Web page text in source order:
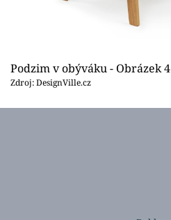
Podzim v obýváku - Obrázek 4
Zdroj: DesignVille.cz